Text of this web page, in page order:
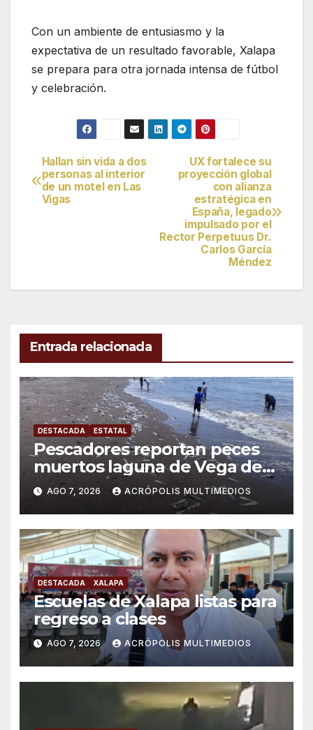
Con un ambiente de entusiasmo y la
expectativa de un resultado favorable, Xalapa
se prepara para otra jornada intensa de fútbol
y celebración.
Navegación
de
UX fortalece su
proyección global
con alianza
estratégica en
España, legado
impulsado por el
Rector Perpetuus Dr.
Carlos García
Méndez
Hallan sin vida a dos
personas al interior
de un motel en Las
Vigas
Entrada relacionada
DESTACADA ESTATAL
Pescadores reportan peces
muertos laguna de Vega de
Alatorre
AGO 7, 2026 ACRÓPOLIS MULTIMEDIOS
DESTACADA XALAPA
Escuelas de Xalapa listas para
regreso a clases
AGO 7, 2026 ACRÓPOLIS MULTIMEDIOS